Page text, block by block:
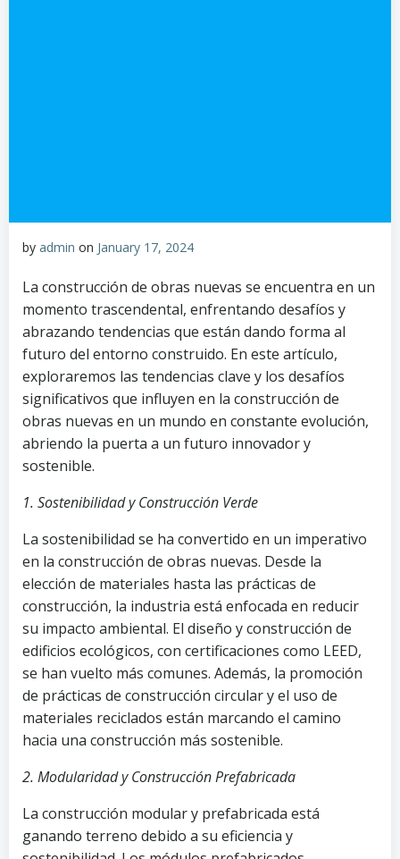
by admin on January 17, 2024
La construcción de obras nuevas se encuentra en un
momento trascendental, enfrentando desafíos y
abrazando tendencias que están dando forma al
futuro del entorno construido. En este artículo,
exploraremos las tendencias clave y los desafíos
significativos que influyen en la construcción de
obras nuevas en un mundo en constante evolución,
abriendo la puerta a un futuro innovador y
sostenible.
1. Sostenibilidad y Construcción Verde
La sostenibilidad se ha convertido en un imperativo
en la construcción de obras nuevas. Desde la
elección de materiales hasta las prácticas de
construcción, la industria está enfocada en reducir
su impacto ambiental. El diseño y construcción de
edificios ecológicos, con certificaciones como LEED,
se han vuelto más comunes. Además, la promoción
de prácticas de construcción circular y el uso de
materiales reciclados están marcando el camino
hacia una construcción más sostenible.
2. Modularidad y Construcción Prefabricada
La construcción modular y prefabricada está
ganando terreno debido a su eficiencia y